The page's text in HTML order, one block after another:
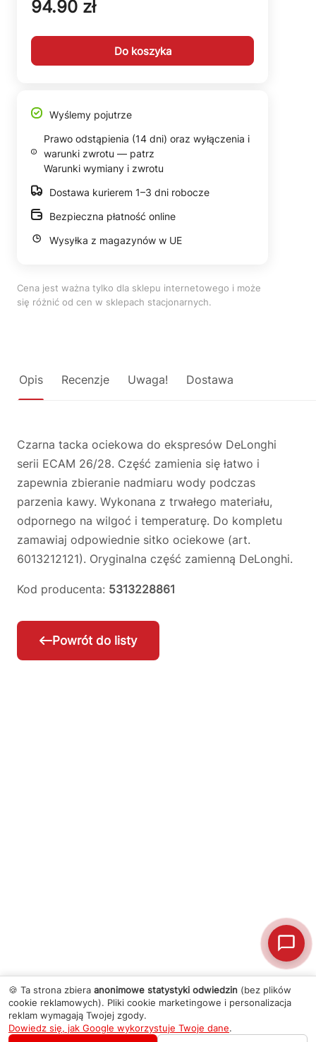
94.90 zł
Do koszyka
Wyślemy pojutrze
Prawo odstąpienia (14 dni) oraz wyłączenia i
warunki zwrotu — patrz
Warunki wymiany i zwrotu
Dostawa kurierem 1–3 dni robocze
Bezpieczna płatność online
Wysyłka z magazynów w UE
Cena jest ważna tylko dla sklepu internetowego i może
się różnić od cen w sklepach stacjonarnych.
Opis Recenzje Uwaga! Dostawa
Czarna tacka ociekowa do ekspresów DeLonghi
serii ECAM 26/28. Część zamienia się łatwo i
zapewnia zbieranie nadmiaru wody podczas
parzenia kawy. Wykonana z trwałego materiału,
odpornego na wilgoć i temperaturę. Do kompletu
zamawiaj odpowiednie sitko ociekowe (art.
6013212121). Oryginalna część zamienną DeLonghi.
Kod producenta: 5313228861
Powrót do listy
🍪 Ta strona zbiera anonimowe statystyki odwiedzin (bez plików
cookie reklamowych). Pliki cookie marketingowe i personalizacja
reklam wymagają Twojej zgody.
Dowiedz się, jak Google wykorzystuje Twoje dane.